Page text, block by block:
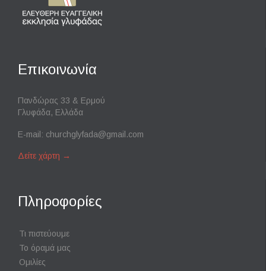
Επικοινωνία
Πανδώρας 33 & Ερμού
Γλυφάδα, Ελλάδα
E-mail: churchglyfada@gmail.com
Δείτε χάρτη →
Πληροφορίες
Τι πιστεύουμε
Το όραμά μας
Ομιλίες